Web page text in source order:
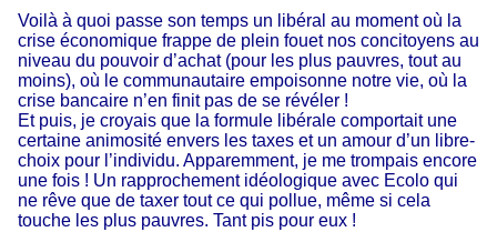
Voilà à quoi passe son temps un libéral au moment où la
crise économique frappe de plein fouet nos concitoyens au
niveau du pouvoir d’achat (pour les plus pauvres, tout au
moins), où le communautaire empoisonne notre vie, où la
crise bancaire n’en finit pas de se révéler !
Et puis, je croyais que la formule libérale comportait une
certaine animosité envers les taxes et un amour d’un libre-
choix pour l’individu. Apparemment, je me trompais encore
une fois ! Un rapprochement idéologique avec Ecolo qui
ne rêve que de taxer tout ce qui pollue, même si cela
touche les plus pauvres. Tant pis pour eux !